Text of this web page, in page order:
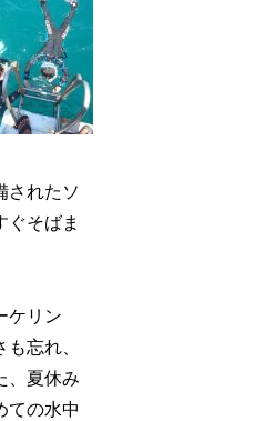
されたソ
そばま
ケリン
忘れ、
、夏休み
ての水中